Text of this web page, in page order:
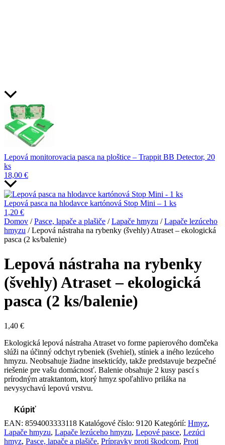
Lepová monitorovacia pasca na ploštice – Trappit BB Detector, 20
ks
18,00 €
Lepová pasca na hlodavce kartónová Stop Mini – 1 ks
1,20 €
Domov /Pasce, lapače a plašiče /Lapače hmyzu /Lapače lezúceho
hmyzu / Lepová nástraha na rybenky (švehly) Atraset – ekologická
pasca (2 ks/balenie)
Lepová nástraha na rybenky
(švehly) Atraset – ekologická
pasca (2 ks/balenie)
1,40 €
Ekologická lepová nástraha Atraset vo forme papierového domčeka
slúži na účinný odchyt rybeniek (švehiel), stíniek a iného lezúceho
hmyzu. Neobsahuje žiadne insekticídy, takže predstavuje bezpečné
riešenie pre vašu domácnosť. Balenie obsahuje 2 kusy pascí s
prírodným atraktantom, ktorý hmyz spoľahlivo priláka na
nevysychavú lepovú vrstvu.
Kúpiť
EAN: 8594003333118 Katalógové číslo: 9120 Kategórií: Hmyz,
Lapače hmyzu, Lapače lezúceho hmyzu, Lepové pasce, Lezúci
hmyz, Pasce, lapače a plašiče, Prípravky proti škodcom, Proti